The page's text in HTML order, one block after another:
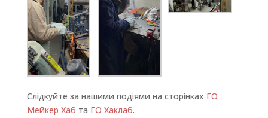
Слідкуйте за нашими подіями на сторінках ГО
Мейкер Хаб та ГО Хаклаб.